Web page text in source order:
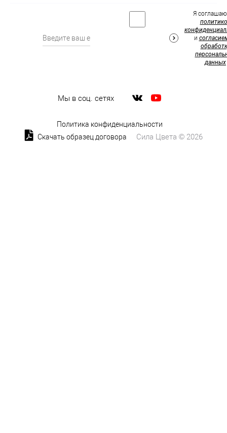
Мы в соц. сетях
Я
и
данных
Политика конфиденциальности
Скачать образец договора
Сила Цвета © 2026